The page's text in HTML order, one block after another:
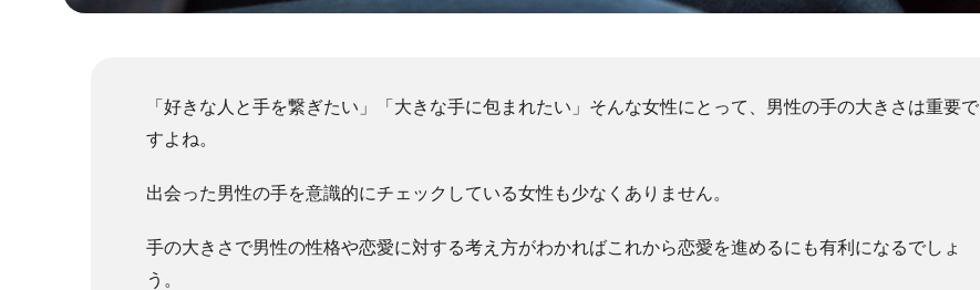
「好きな人と手を繋ぎたい」「大きな手に包まれたい」そんな女性にとって、男性の手の大きさは重要で
すよね。
出会った男性の手を意識的にチェックしている女性も少なくありません。
手の大きさで男性の性格や恋愛に対する考え方がわかればこれから恋愛を進めるにも有利になるでしょ
う。